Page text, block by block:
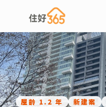
屋齡 1.2 年 新建案